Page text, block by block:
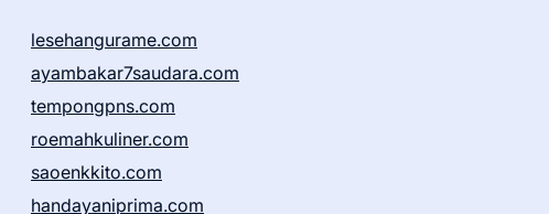
lesehangurame.com
ayambakar7saudara.com
tempongpns.com
roemahkuliner.com
saoenkkito.com
handayaniprima.com